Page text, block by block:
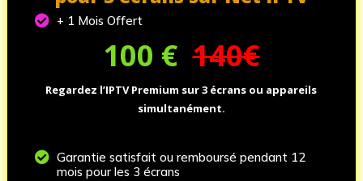
 + 1 Mois Offert
100 €140€
Regardez l’IPTV Premium sur 3 écrans ou appareils
simultanément.
 Garantie satisfait ou remboursé pendant 12
mois pour les 3 écrans